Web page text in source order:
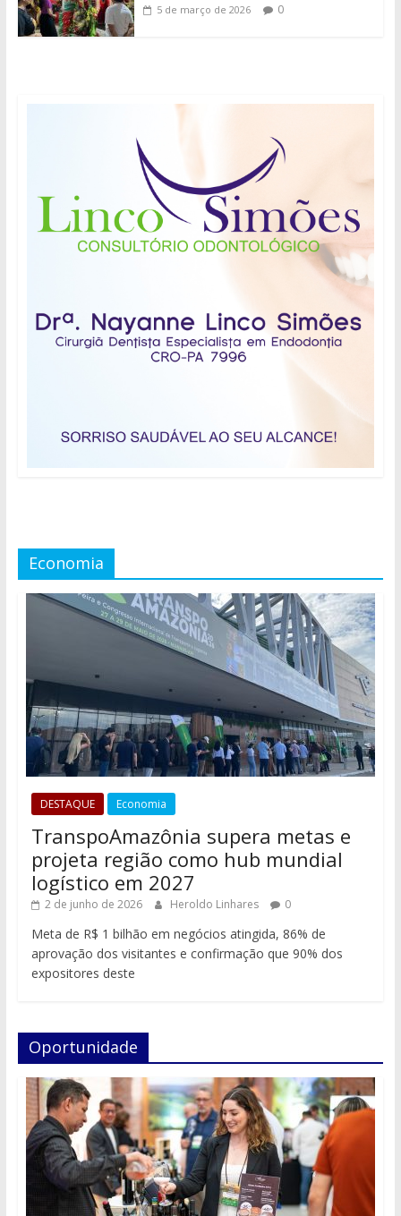
5 de março de 2026 0
Economia
DESTAQUE Economia
TranspoAmazônia supera metas e
projeta região como hub mundial
logístico em 2027
2 de junho de 2026 Heroldo Linhares 0
Meta de R$ 1 bilhão em negócios atingida, 86% de
aprovação dos visitantes e confirmação que 90% dos
expositores deste
Oportunidade